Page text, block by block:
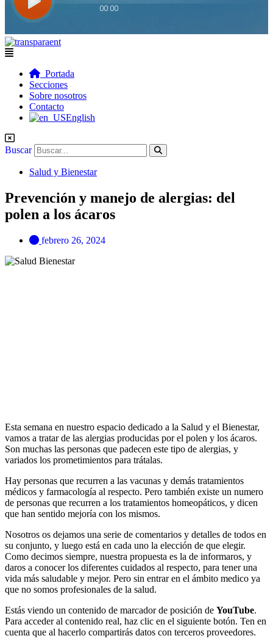
Flyout
Portada
Secciones
Sobre nosotros
Contacto
English
Buscar
Salud y Bienestar
Prevención y manejo de alergias: del
polen a los ácaros
febrero 26, 2024
Esta semana en nuestro espacio dedicado a la Salud y el Bienestar,
vamos a tratar de las alergias producidas por el polen y los ácaros.
Son muchas las personas que padecen este tipo de alergias, y
variados los prometimientos para trátalas.
Hay personas que recurren a las vacunas y demás tratamientos
médicos y farmacología al respecto. Pero también existe un numero
de personas que recurren a los tratamientos homeopáticos, y dicen
que han sentido mejoría con los mismos.
Nosotros os dejamos una serie de comentarios y detalles de todos en
su conjunto, y luego está en cada uno la elección de que elegir.
Como decimos siempre, nuestra propuesta es la de informaros, y
daros a conocer los diferentes cuidados al respecto, para tener una
vida más saludable y mejor. Pero sin entrar en el ámbito medico ya
que no somos profesionales de la salud.
Estás viendo un contenido de marcador de posición de YouTube.
Para acceder al contenido real, haz clic en el siguiente botón. Ten en
cuenta que al hacerlo compartirás datos con terceros proveedores.